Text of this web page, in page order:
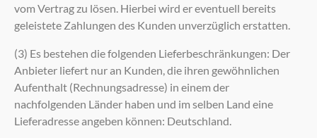
vom Vertrag zu lösen. Hierbei wird er eventuell bereits
geleistete Zahlungen des Kunden unverzüglich erstatten.
(3) Es bestehen die folgenden Lieferbeschränkungen: Der
Anbieter liefert nur an Kunden, die ihren gewöhnlichen
Aufenthalt (Rechnungsadresse) in einem der
nachfolgenden Länder haben und im selben Land eine
Lieferadresse angeben können: Deutschland.